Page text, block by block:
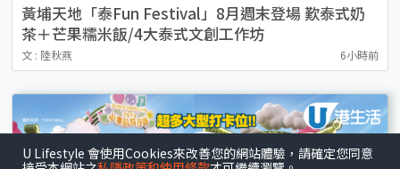
黃埔天地「泰Fun Festival」8月週末登場 歎泰式奶
茶＋芒果糯米飯/4大泰式文創工作坊
文 : 陸秋燕 6小時前
U Lifestyle 會使用Cookies來改善您的網站體驗，請確定您同意